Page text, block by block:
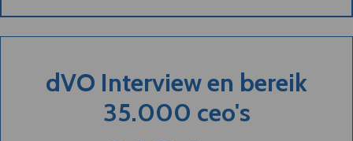
dVO Interview en bereik
35.000 ceo's